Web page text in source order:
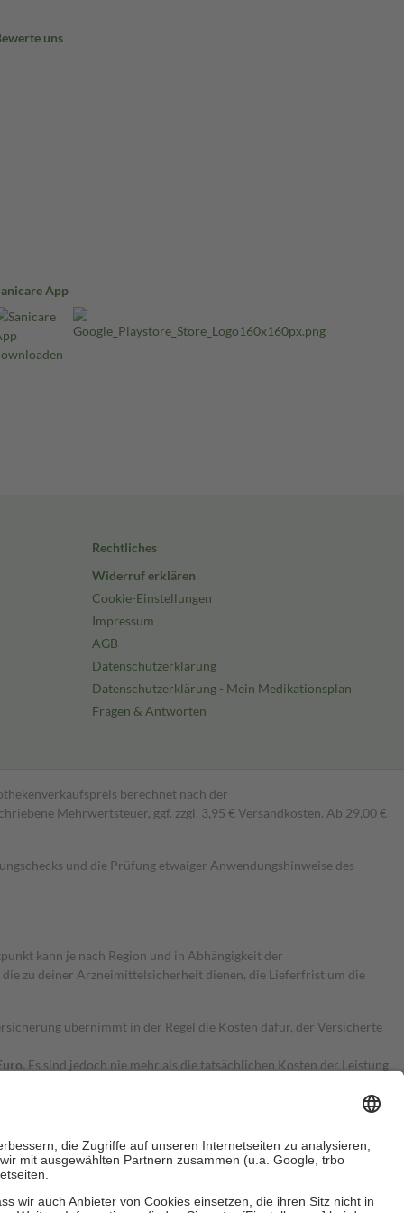
uns
App
Rechtliches
Widerruf erklären
Cookie-Einstellungen
Impressum
AGB
Datenschutzerklärung
Datenschutzerklärung - Mein Medikationsplan
Fragen & Antworten
berechnet nach der
Mehrwertsteuer, ggf. zzgl. 3,95 € Versandkosten. Ab 29,00 €
und die Prüfung etwaiger Anwendungshinweise des
kann je nach Region und in Abhängigkeit der
zu deiner Arzneimittelsicherheit dienen, die Lieferfrist um die
übernimmt in der Regel die Kosten dafür, der Versicherte
Es sind jedoch nie mehr als die tatsächlichen Kosten der Leistung
Zuzahlungen an bei: